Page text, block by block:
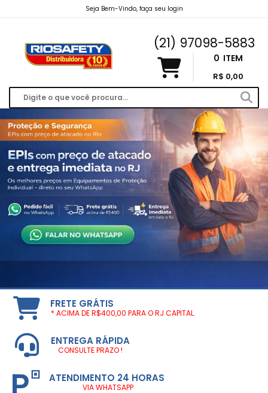
Seja Bem-Vindo, faça seu login
(21) 97098-5883
0 ITEM
R$ 0,00
FRETE GRÁTIS
* ACIMA DE R$400,00 PARA O RJ CAPITAL.
ENTREGA RÁPIDA
CONSULTE PRAZO !
ATENDIMENTO 24 HORAS
VIA WHATSAPP